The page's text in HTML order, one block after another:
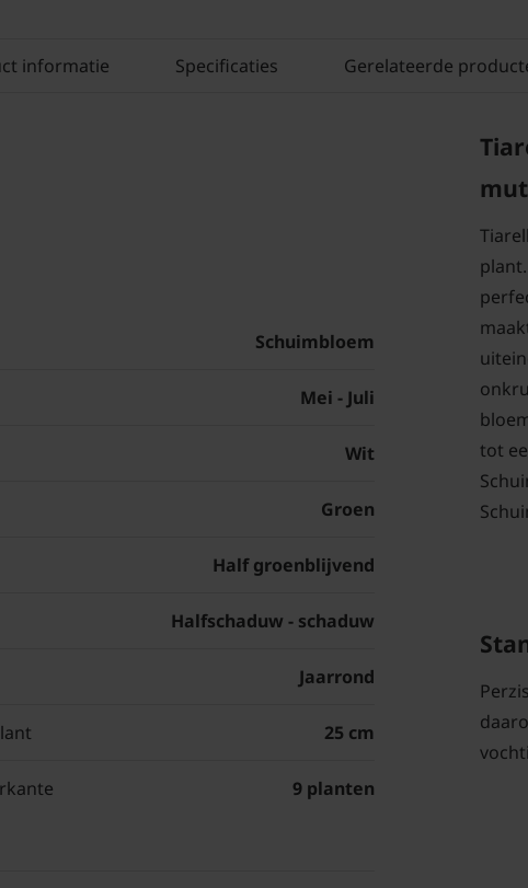
informatie Specificaties Gerelateerde
Schuimbloem
Mei - Juli
Wit
Groen
Half groenblijvend
Halfschaduw - schaduw
Jaarrond
25 cm
9 planten
tot